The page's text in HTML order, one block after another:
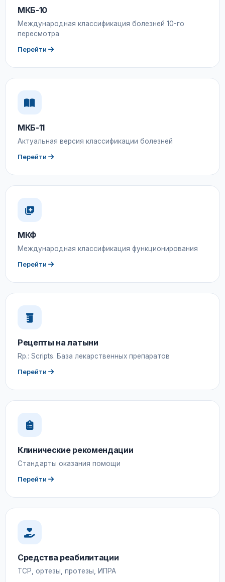
МКБ-10
Международная классификация болезней 10-го
пересмотра
Перейти
МКБ-11
Актуальная версия классификации болезней
Перейти
МКФ
Международная классификация функционирования
Перейти
Рецепты на латыни
Rp.: Scripts. База лекарственных препаратов
Перейти
Клинические рекомендации
Стандарты оказания помощи
Перейти
Средства реабилитации
ТСР, ортезы, протезы, ИПРА